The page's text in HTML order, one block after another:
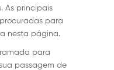
As principais
para
nesta página.
para
passagem de